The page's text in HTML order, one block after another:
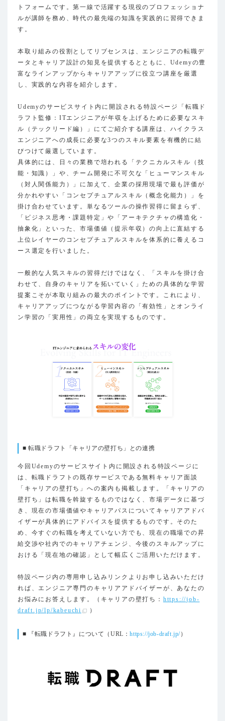
トフォームです。第一線で活躍する現役のプロフェッショナ
ルが講師を務め、時代の最先端の知識を実践的に習得できま
す。
本取り組みの役割としてリブセンスは、エンジニアの転職デ
ータとキャリア設計の知見を提供するとともに、Udemyの豊
富なラインアップからキャリアアップに役立つ講座を厳選
し、実践的な内容を紹介します。
Udemyのサービスサイト内に開設される特設ページ「転職ド
ラフト監修：ITエンジニアが年収を上げるために必要なスキ
ル（テックリード編）」にてご紹介する講座は、ハイクラス
エンジニアへの成長に必要な3つのスキル要素を有機的に結
びつけて厳選しています。
具体的には、日々の業務で培われる「テクニカルスキル（技
能・知識）」や、チーム開発に不可欠な「ヒューマンスキル
（対人関係能力）」に加えて、企業の採用現場で最も評価が
分かれやすい「コンセプチュアルスキル（概念化能力）」を
掛け合わせています。単なるツールの操作習得に留まらず、
「ビジネス思考・課題特定」や「アーキテクチャの構造化・
抽象化」といった、市場価値（提示年収）の向上に直結する
上位レイヤーのコンセプチュアルスキルを体系的に養えるコ
ース選定を行いました。
一般的な人気スキルの習得だけではなく、「スキルを掛け合
わせて、自身のキャリアを拓いていく」ための具体的な学習
提案こそが本取り組みの最大のポイントです。これにより、
キャリアアップにつながる学習内容の「有効性」とオンライ
ン学習の「実用性」の両立を実現するものです。
■ 転職ドラフト「キャリアの壁打ち」との連携
今回Udemyのサービスサイト内に開設される特設ページに
は、転職ドラフトの既存サービスである無料キャリア面談
「キャリアの壁打ち」への案内も掲載します。「キャリアの
壁打ち」は転職を斡旋するものではなく、市場データに基づ
き、現在の市場価値やキャリアパスについてキャリアアドバ
イザーが具体的にアドバイスを提供するものです。そのた
め、今すぐの転職を考えていない方でも、現在の職場での昇
給交渉や社内でのキャリアチェンジ、今後のスキルアップに
おける「現在地の確認」として幅広くご活用いただけます。
特設ページ内の専用申し込みリンクよりお申し込みいただけ
れば、エンジニア専門のキャリアアドバイザーが、あなたの
お悩みにお答えします。（キャリアの壁打ち： https://job-
draft.jp/lp/kabeuchi
）
■ 『転職ドラフト』について（URL：https://job-draft.jp/）